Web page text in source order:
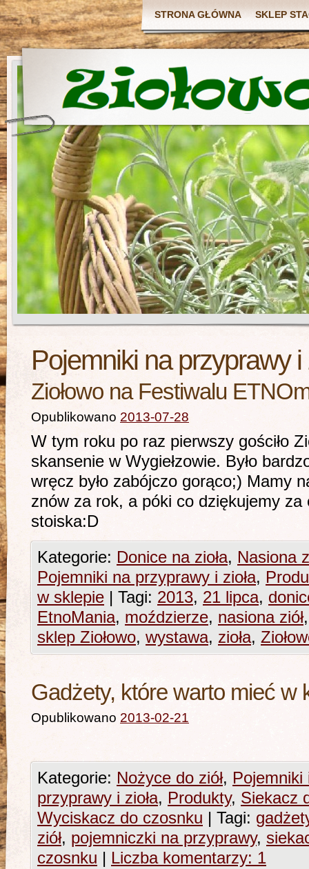
STRONA GŁÓWNA SKLEP
Pojemniki na przyprawy i
Ziołowo na Festiwalu
Opublikowano 2013-07-28
W tym roku po raz pierwszy gościło
skansenie w Wygiełzowie. Było
wręcz było zabójczo gorąco;) Mamy
znów za rok, a póki co dziękujemy za
stoiska:D
Kategorie: Donice na zioła, Nasiona
Pojemniki na przyprawy i zioła,
w sklepie | Tagi: 2013, 21 lipca,
EtnoMania, moździerze, nasiona ziół
sklep Ziołowo, wystawa, zioła,
Gadżety, które warto mieć w
Opublikowano 2013-02-21
Kategorie: Nożyce do ziół, Pojemniki
przyprawy i zioła, Produkty, Siekacz
Wyciskacz do czosnku | Tagi:
ziół, pojemniczki na przyprawy,
czosnku | Liczba komentarzy: 1